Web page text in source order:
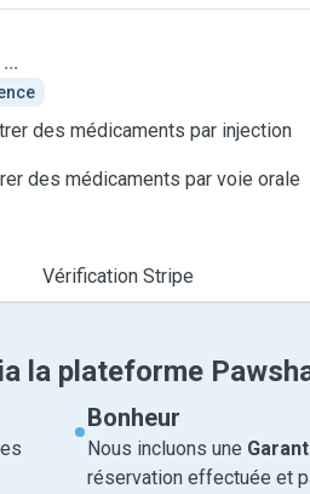
des médicaments par injection
des médicaments par voie orale
Vérification Stripe
la plateforme
Bonheur
Nous incluons une
réservation effectuée et